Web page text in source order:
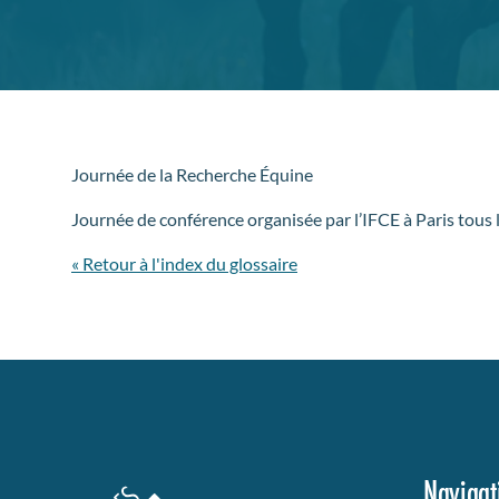
Journée de la Recherche Équine
Journée de conférence organisée par l’IFCE à Paris
« Retour à l'index du glossaire